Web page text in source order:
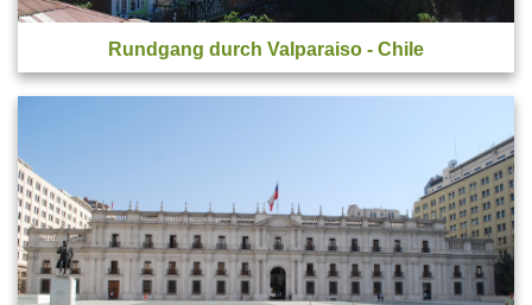
Rundgang durch Valparaiso - Chile